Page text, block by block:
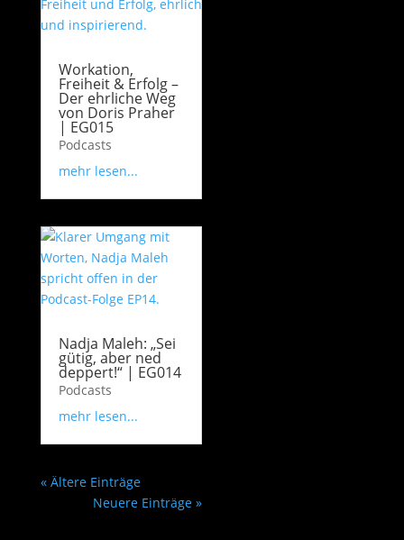
Workation,
Freiheit & Erfolg –
Der ehrliche Weg
von Doris Praher
| EG015
Podcasts
mehr lesen...
Nadja Maleh: „Sei
gütig, aber ned
deppert!“ | EG014
Podcasts
mehr lesen...
« Ältere Einträge
Neuere Einträge »